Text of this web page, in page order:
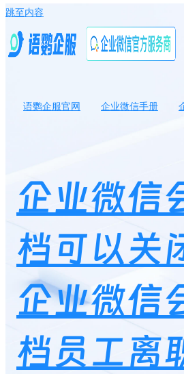
跳至内容
语鹦企服官网 企业微信手册
企业微信
档可以关
企业微信
档员工离